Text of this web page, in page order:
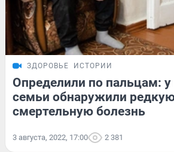
ЗДОРОВЬЕ ИСТОРИИ
Определили по пальцам: у
семьи обнаружили
смертельную болезнь
3 августа, 2022, 17:00 2 381